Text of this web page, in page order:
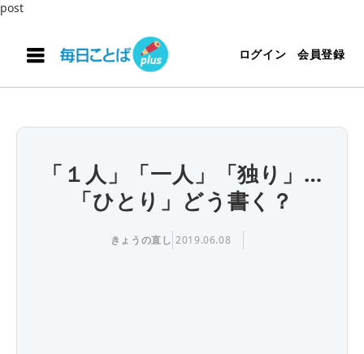
post
ログイン 会員登録
「１人」「一人」「独り」…
「ひとり」どう書く？
きょうの直し 2019.06.08